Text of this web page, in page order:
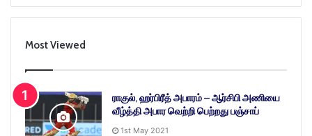
Most Viewed
ராகுல், ஹர்பிரீத் அபாரம் – ஆர்சிபி அணியை
வீழ்த்தி அபார வெற்றி பெற்றது பஞ்சாப்
1st May 2021